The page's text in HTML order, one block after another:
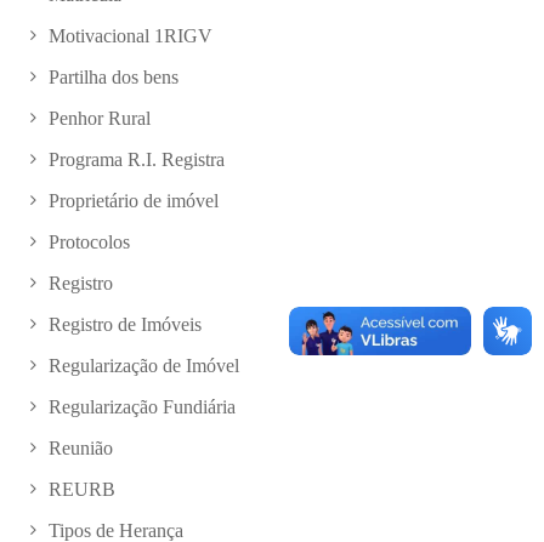
Motivacional 1RIGV
Partilha dos bens
Penhor Rural
Programa R.I. Registra
Proprietário de imóvel
Protocolos
Registro
Registro de Imóveis
Regularização de Imóvel
Regularização Fundiária
Reunião
REURB
Tipos de Herança